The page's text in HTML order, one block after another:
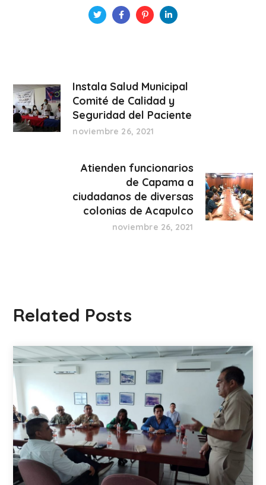
Instala Salud Municipal
Comité de Calidad y
Seguridad del Paciente
noviembre 26, 2021
Atienden funcionarios
de Capama a
ciudadanos de diversas
colonias de Acapulco
noviembre 26, 2021
Related Posts